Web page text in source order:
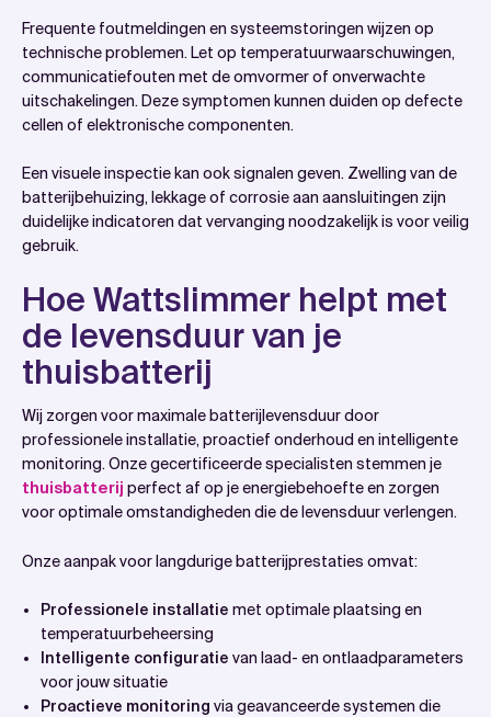
Frequente foutmeldingen en systeemstoringen wijzen op
technische problemen. Let op temperatuurwaarschuwingen,
communicatiefouten met de omvormer of onverwachte
uitschakelingen. Deze symptomen kunnen duiden op defecte
cellen of elektronische componenten.
Een visuele inspectie kan ook signalen geven. Zwelling van de
batterijbehuizing, lekkage of corrosie aan aansluitingen zijn
duidelijke indicatoren dat vervanging noodzakelijk is voor veilig
gebruik.
Hoe Wattslimmer helpt met
de levensduur van je
thuisbatterij
Wij zorgen voor maximale batterijlevensduur door
professionele installatie, proactief onderhoud en intelligente
monitoring. Onze gecertificeerde specialisten stemmen je
thuisbatterij perfect af op je energiebehoefte en zorgen
voor optimale omstandigheden die de levensduur verlengen.
Onze aanpak voor langdurige batterijprestaties omvat:
Professionele installatie met optimale plaatsing en
temperatuurbeheersing
Intelligente configuratie van laad- en ontlaadparameters
voor jouw situatie
Proactieve monitoring via geavanceerde systemen die